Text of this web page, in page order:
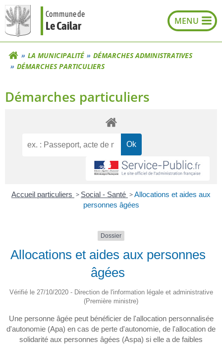
Aller
au
contenu
Commune de
Le Cailar
LA MUNICIPALITÉ
DÉMARCHES ADMINISTRATIVES
DÉMARCHES PARTICULIERS
Démarches particuliers
Accueil particuliers > Social - Santé >Allocations et aides aux
personnes âgées
Dossier
Allocations et aides aux personnes
âgées
Vérifié le 27/10/2020 - Direction de l'information légale et administrative
(Première ministre)
Une personne âgée peut bénéficier de l'allocation personnalisée
d'autonomie (Apa) en cas de perte d'autonomie, de l'allocation de
solidarité aux personnes âgées (Aspa) si elle a de faibles